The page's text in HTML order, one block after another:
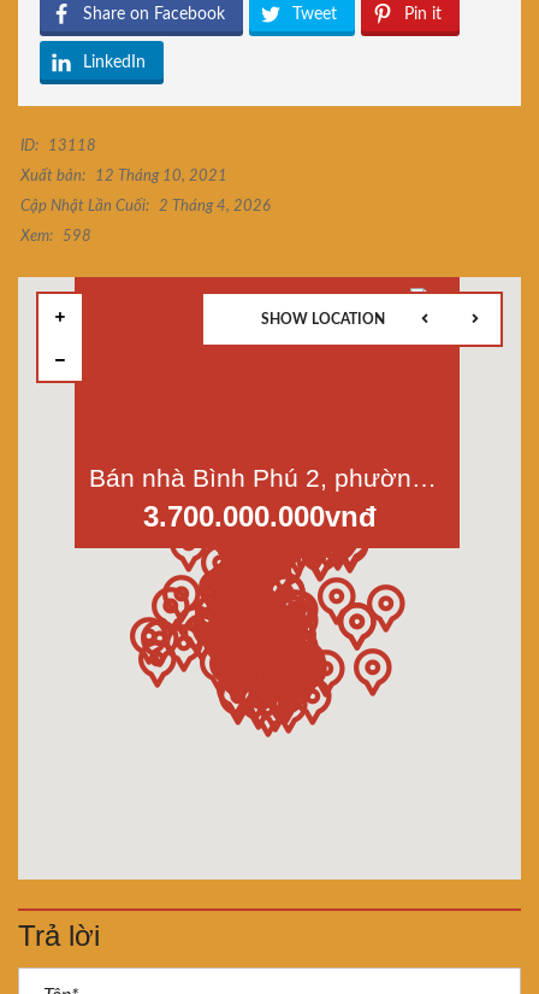
Share on Facebook Tweet Pin it
LinkedIn
ID:
13118
Xuất bản:
12 Tháng 10, 2021
Cập Nhật Lần Cuối:
2 Tháng 4, 2026
Xem:
598
3.700.000.000vnđ
SHOW LOCATION
Trả lời